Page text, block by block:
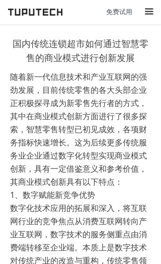
끀
免费试用
国内传统连锁超市如何通过智慧零
售的商业模式进行创新发展
随着新一代信息技术和产业互联网的强
劲发展，目前传统零售的各大头部企业
正积极探寻成为新零售先行者的方式，
其中在商业模式创新方面进行了很多探
索，智慧零售转型已初见成效，各项财
务指标快速增长。这为后续更多传统服
务业企业通过数字化转型实现商业模式
创新，具有一定借鉴意义和参考价值，
其商业模式创新具有以下特点：
1、数字赋能新竞争优势
数字化技术应用的拓展和深入，将互联
网行业的竞争焦点从消费互联网转向产
业互联网，数字技术的服务侧重点由消
费端转移至企业端。本质上是数字技术
对传统产业的改造与重构，传统零售领